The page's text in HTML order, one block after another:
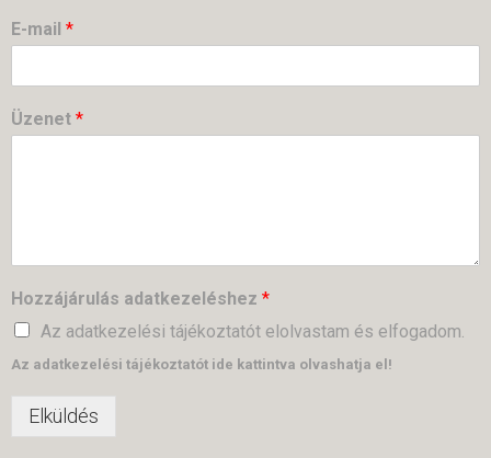
E-mail *
Üzenet *
Hozzájárulás adatkezeléshez *
Az adatkezelési tájékoztatót elolvastam és elfogadom.
Az adatkezelési tájékoztatót ide kattintva olvashatja el!
Elküldés